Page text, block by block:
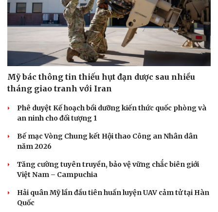
Thông tin doanh nghiệp
Doanh nhân
Vì cộng đồng
Công nghệ
Sành điệu
Trải nghiệm
Mỹ bác thông tin thiếu hụt đạn dược sau nhiều
tháng giao tranh với Iran
Phê duyệt Kế hoạch bồi dưỡng kiến thức quốc phòng và
an ninh cho đối tượng 1
Bế mạc Vòng Chung kết Hội thao Công an Nhân dân
năm 2026
Tăng cường tuyên truyền, bảo vệ vững chắc biên giới
Việt Nam – Campuchia
Hải quân Mỹ lần đầu tiên huấn luyện UAV cảm tử tại Hàn
Quốc